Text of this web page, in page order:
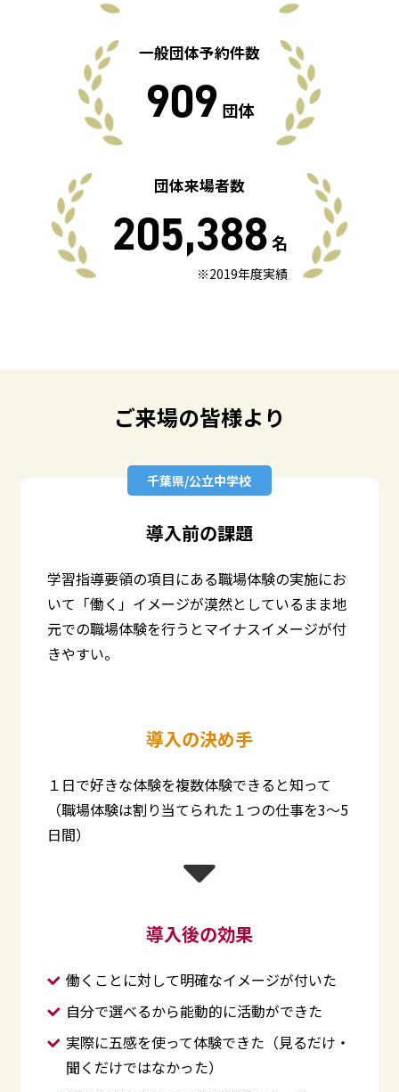
一般団体予約件数
909 団体
団体来場者数
205,388名
※2019年度実績
ご来場の皆様より
千葉県/公立中学校
導入前の課題
学習指導要領の項目にある職場体験の実施にお
いて「働く」イメージが漠然としているまま地
元での職場体験を行うとマイナスイメージが付
きやすい。
導入の決め手
１日で好きな体験を複数体験できると知って
（職場体験は割り当てられた１つの仕事を3～5
日間）
導入後の効果
働くことに対して明確なイメージが付いた
自分で選べるから能動的に活動ができた
実際に五感を使って体験できた（見るだけ・
聞くだけではなかった）